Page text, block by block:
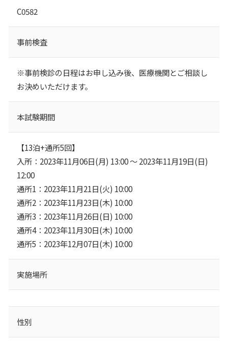
C0582
事前検査
※事前検診の日程はお申し込み後、医療機関とご相談し
お決めいただけます。
本試験期間
【13泊+通所5回】
入所：2023年11月06日(月) 13:00 ～ 2023年11月19日(日)
12:00
通所1：2023年11月21日(火) 10:00
通所2：2023年11月23日(木) 10:00
通所3：2023年11月26日(日) 10:00
通所4：2023年11月30日(木) 10:00
通所5：2023年12月07日(木) 10:00
実施場所
性別